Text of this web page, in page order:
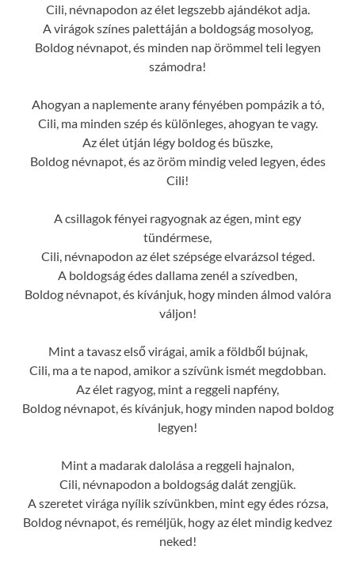
Cili, névnapodon az élet legszebb ajándékot adja.
A virágok színes palettáján a boldogság mosolyog,
Boldog névnapot, és minden nap örömmel teli legyen
számodra!
Ahogyan a naplemente arany fényében pompázik a tó,
Cili, ma minden szép és különleges, ahogyan te vagy.
Az élet útján légy boldog és büszke,
Boldog névnapot, és az öröm mindig veled legyen, édes
Cili!
A csillagok fényei ragyognak az égen, mint egy
tündérmese,
Cili, névnapodon az élet szépsége elvarázsol téged.
A boldogság édes dallama zenél a szívedben,
Boldog névnapot, és kívánjuk, hogy minden álmod valóra
váljon!
Mint a tavasz első virágai, amik a földből bújnak,
Cili, ma a te napod, amikor a szívünk ismét megdobban.
Az élet ragyog, mint a reggeli napfény,
Boldog névnapot, és kívánjuk, hogy minden napod boldog
legyen!
Mint a madarak dalolása a reggeli hajnalon,
Cili, névnapodon a boldogság dalát zengjük.
A szeretet virága nyílik szívünkben, mint egy édes rózsa,
Boldog névnapot, és reméljük, hogy az élet mindig kedvez
neked!